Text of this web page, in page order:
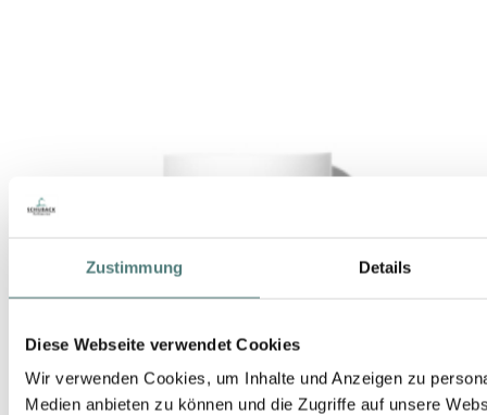
Zustimmung Details
Diese Webseite verwendet Cookies
Wir verwenden Cookies, um Inhalte und Anzeigen zu
Medien anbieten zu können und die Zugriffe auf unsere